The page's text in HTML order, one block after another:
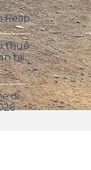
Reap
thuê
tại
đi